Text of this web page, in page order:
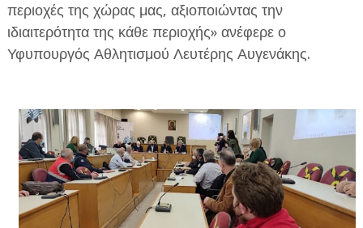
περιοχές της χώρας μας, αξιοποιώντας την
ιδιαιτερότητα της κάθε περιοχής» ανέφερε ο
Υφυπουργός Αθλητισμού Λευτέρης Αυγενάκης.